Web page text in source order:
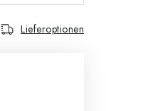
Lieferoptionen